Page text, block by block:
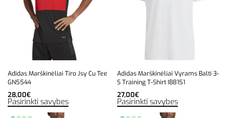
Adidas Marškinėliai Tiro Jsy Cu Tee
GN5544
28,00€
Pasirinkti savybes
Adidas Marškinėliai Vyrams Balti 3-
S Training T-Shirt IB8151
27,00€
Pasirinkti savybes